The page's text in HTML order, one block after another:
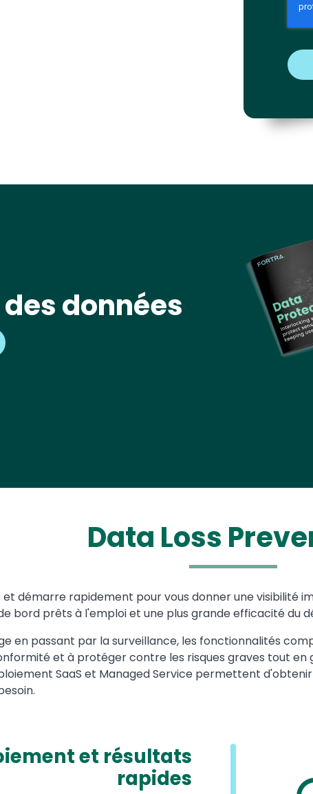
données
Data Loss
et démarre rapidement pour vous donner une visibilité
bord prêts à l'emploi et une plus grande efficacité du
en passant par la surveillance, les fonctionnalités
et à protéger contre les risques graves tout
SaaS et Managed Service permettent
et résultats
rapides